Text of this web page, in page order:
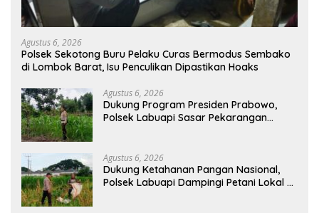
Agustus 6, 2026
Polsek Sekotong Buru Pelaku Curas Bermodus Sembako
di Lombok Barat, Isu Penculikan Dipastikan Hoaks
Agustus 6, 2026
Dukung Program Presiden Prabowo,
Polsek Labuapi Sasar Pekarangan
Agustus 6, 2026
Dukung Ketahanan Pangan Nasional,
Polsek Labuapi Dampingi Petani Lokal di